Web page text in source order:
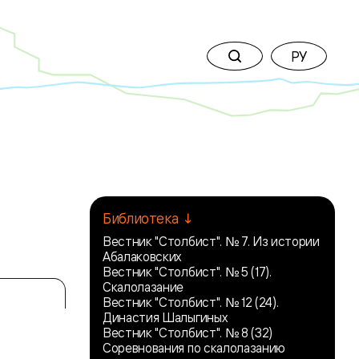
РУ
Библиотека ↓
Вестник "Столбист". № 7. Из истории
Абалаковских
Вестник "Столбист". № 5 (17).
Скалолазание
Вестник "Столбист". № 12 (24).
Династия Шалыгиных
Вестник "Столбист". № 8 (32)
Соревнования по скалолазанию